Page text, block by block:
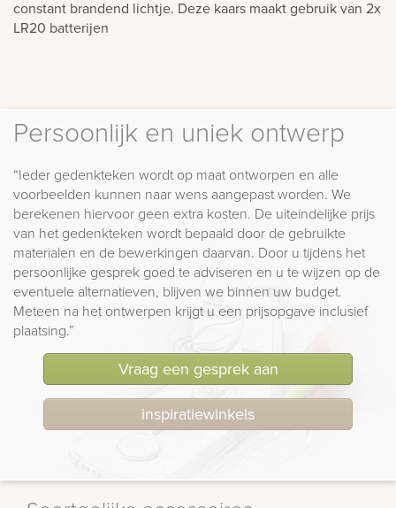
constant brandend lichtje. Deze kaars maakt gebruik van 2x
LR20 batterijen
Persoonlijk en uniek ontwerp
“Ieder gedenkteken wordt op maat ontworpen en alle
voorbeelden kunnen naar wens aangepast worden. We
berekenen hiervoor geen extra kosten. De uiteindelijke prijs
van het gedenkteken wordt bepaald door de gebruikte
materialen en de bewerkingen daarvan. Door u tijdens het
persoonlijke gesprek goed te adviseren en u te wijzen op de
eventuele alternatieven, blijven we binnen uw budget.
Meteen na het ontwerpen krijgt u een prijsopgave inclusief
plaatsing.”
Vraag een gesprek aan
inspiratiewinkels